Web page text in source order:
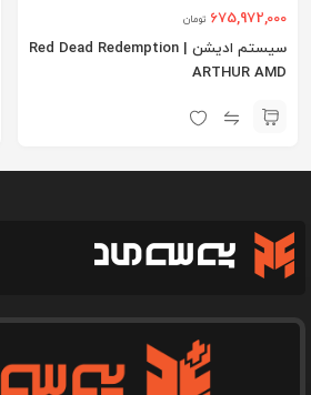
675,972,000 تومان
سیستم ادیشن | Red Dead Redemption
ARTHUR AMD